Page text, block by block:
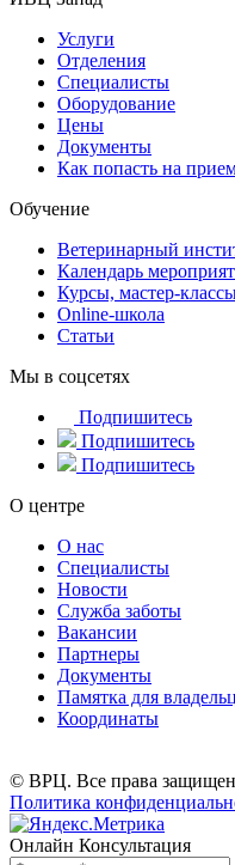
Услуги
Отделения
Специалисты
Оборудование
Цены
Документы
Как попасть на
Обучение
Ветеринарный
Календарь
Курсы, мастер-
Online-школа
Статьи
Мы в соцсетях
Подпишитесь
Подпишитесь
Подпишитесь
О центре
О нас
Специалисты
Новости
Служба заботы
Вакансии
Партнеры
Документы
Памятка для
Координаты
© ВРЦ. Все права
Политика
Онлайн Консультация